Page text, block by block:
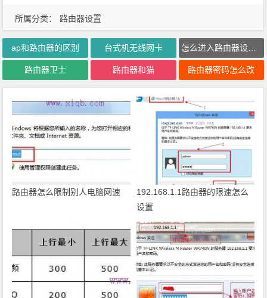
所属分类： 路由器设置
ap和路由器的区别 台式机无线网卡 怎么进入路由器设置界面
路由器卫士 路由器和猫 路由器密码怎么改
路由器怎么限制别人电脑网速
192.168.1.1路由器的限速怎么
设置